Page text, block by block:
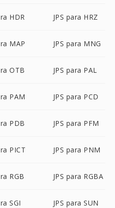
HDR JPS para HRZ
MAP JPS para MNG
OTB JPS para PAL
PAM JPS para PCD
PDB JPS para PFM
PICT JPS para PNM
RGB JPS para RGBA
SGI JPS para SUN